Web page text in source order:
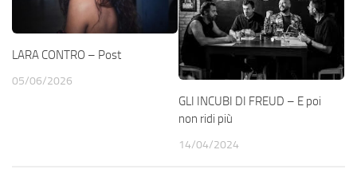
LARA CONTRO – Post
05/06/2026
GLI INCUBI DI FREUD – E poi
non ridi più
14/04/2024